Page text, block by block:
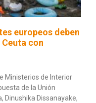
europeos deben
con
Ministerios de Interior
de la Unión
Dinushika Dissanayake,